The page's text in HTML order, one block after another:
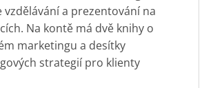
vzdělávání a prezentování na
Na kontě má dvě knihy o
marketingu a desítky
strategií pro klienty